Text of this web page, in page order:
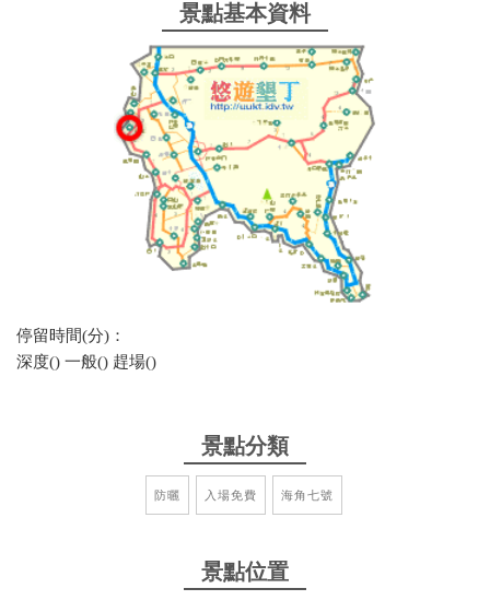
景點基本資料
停留時間(分)：
深度() 一般() 趕場()
景點分類
防曬 入場免費 海角七號
景點位置